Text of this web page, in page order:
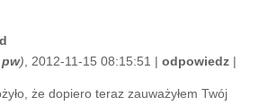
) , 2012-11-15 08:15:51 |odpowiedz |
że dopiero teraz zauważyłem Twój